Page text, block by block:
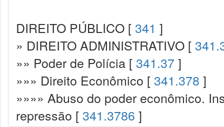
DIREITO PÚBLICO [ 341 ]
» DIREITO ADMINISTRATIVO [
»» Poder de Polícia [ 341.37 ]
»»» Direito Econômico [ 341.378 ]
»»»» Abuso do poder econômico.
repressão [ 341.3786 ]